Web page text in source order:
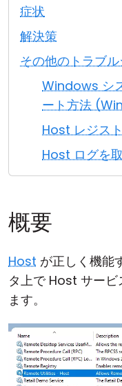
症状
解決策
その他のトラブ
Windows シ
ート方法
Host レジス
Host ログを
概要
Host が正しく機能
タ上で Host サービ
ます。
クラウド＆オンプ